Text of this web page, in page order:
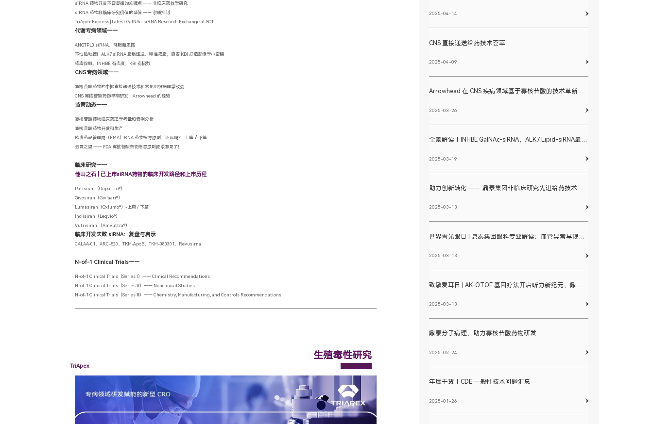
siRNA 药物开发不容忽视的关键点 —— 非临床药效学研究
siRNA 药物非临床研究价值的延伸 —— 杂质控制
TriApex Express | Latest GalNAc-siRNA Research Exchange at SOT
代谢专病领域——
ANGTPL3 siRNA，降脂新思路
不怕贴秋膘！ALK7 siRNA 脂肪递送、精准减脂，鼎泰 KBI 打造影像学小蛮腰
减脂保肌，INHBE 有态度，KBI 有招数
CNS专病领域——
寡核苷酸药物的中枢直接递送技术和常见组织病理学改变
CNS 寡核苷酸药物早期研发：Arrowhead 的经验
监管动态——
寡核苷酸药物临床药理学考量和案例分析
寡核苷酸药物开发和生产
欧洲药品管理局（EMA）RNA 药物指导原则，还远吗？-上篇 / 下篇
云霓之望 —— FDA 寡核苷酸药物指导原则征求意见了！
临床研究——
他山之石 | 已上市siRNA药物的临床开发路径和上市历程
Patisiran（Onpattro®）
Givosiran（Givlaari®）
Lumasiran（Oxlumo®）-上篇 / 下篇
Inclisiran（Leqvio®）
Vutrisiran （Amvuttra®）
临床开发失败 siRNA：复盘与启示
CALAA-01、ARC-520、TKM-ApoB、TKM-080301、Revusirna
N-of-1 Clinical Trials——
N-of-1 Clinical Trials（Series I）—— Clinical Recommendations
N-of-1 Clinical Trials（Series II）—— Nonclinical Studies
N-of-1 Clinical Trials（Series Ⅲ）—— Chemistry, Manufacturing, and Controls Recommendations
TriApex
生殖毒性研究
科研分享
2025-04-14
CNS 直接递送给药技术荟萃
2025-04-09
Arrowhead 在 CNS 疾病领域基于寡核苷酸的技术革新和实践经验
2025-03-26
全景解读丨INHBE GalNAc-siRNA，ALK7 Lipid-siRNA最新进展
2025-03-19
2025-03-13
2025-03-13
2025-03-13
鼎泰分子病理，助力寡核苷酸药物研发
2025-02-24
年度干货丨CDE 一般性技术问题汇总
2025-01-26